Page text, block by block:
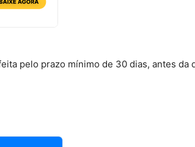
pelo prazo mínimo de 30 dias, antes da